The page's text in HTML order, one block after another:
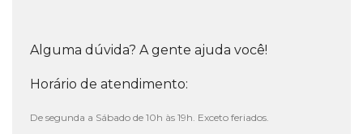
Alguma dúvida? A gente ajuda você!
Horário de atendimento:
De segunda a Sábado de 10h às 19h. Exceto feriados.